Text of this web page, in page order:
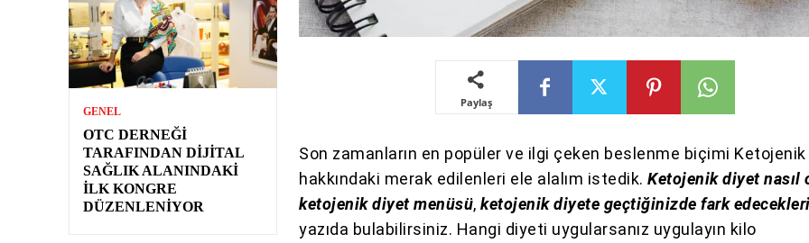
GENEL
OTC DERNEĞI
TARAFINDAN DIJITAL
SAĞLIK ALANINDAKI
İLK KONGRE
DÜZENLENIYOR
Paylaş
Son zamanların en popüler ve ilgi çeken beslenme biçimi
hakkındaki merak edilenleri ele alalım istedik.Ketojenik diyet nasıl
ketojenik diyet menüsü,ketojenik diyete geçtiğinizde fark
yazıda bulabilirsiniz. Hangi diyeti uygularsanız uygulayın kilo